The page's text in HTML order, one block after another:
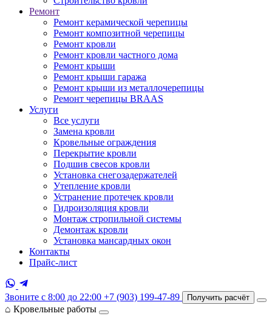
Ремонт
Ремонт керамической черепицы
Ремонт композитной черепицы
Ремонт кровли
Ремонт кровли частного дома
Ремонт крыши
Ремонт крыши гаража
Ремонт крыши из металлочерепицы
Ремонт черепицы BRAAS
Услуги
Все услуги
Замена кровли
Кровельные ограждения
Перекрытие кровли
Подшив свесов кровли
Установка снегозадержателей
Утепление кровли
Устранение протечек кровли
Гидроизоляция кровли
Монтаж стропильной системы
Демонтаж кровли
Установка мансардных окон
Контакты
Прайс-лист
Звоните с 8:00 до 22:00 +7 (903) 199-47-89 Получить расчёт
⌂ Кровельные работы